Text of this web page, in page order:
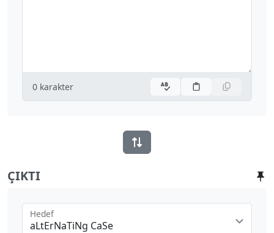
0 karakter
ÇIKTI
aLtErNaTiNg CaSe
Hedef